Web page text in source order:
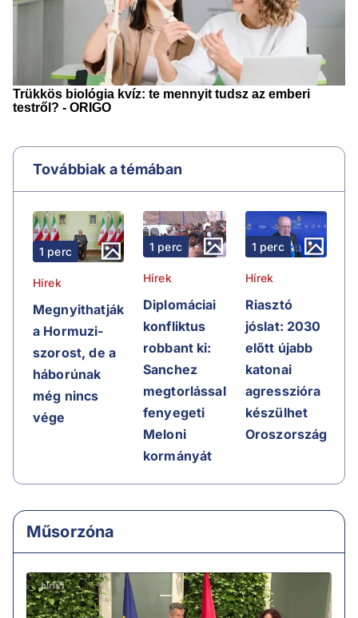
Továbbiak a témában
1 perc
Hírek
Megnyithatják
a Hormuzi-
szorost, de a
háborúnak
még nincs
vége
1 perc
Hírek
Diplomáciai
konfliktus
robbant ki:
Sanchez
megtorlással
fenyegeti
Meloni
kormányát
1 perc
Hírek
Riasztó
jóslat: 2030
előtt újabb
katonai
agresszióra
készülhet
Oroszország
Műsorzóna